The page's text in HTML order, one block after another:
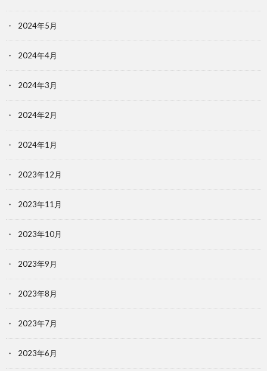
2024年5月
2024年4月
2024年3月
2024年2月
2024年1月
2023年12月
2023年11月
2023年10月
2023年9月
2023年8月
2023年7月
2023年6月